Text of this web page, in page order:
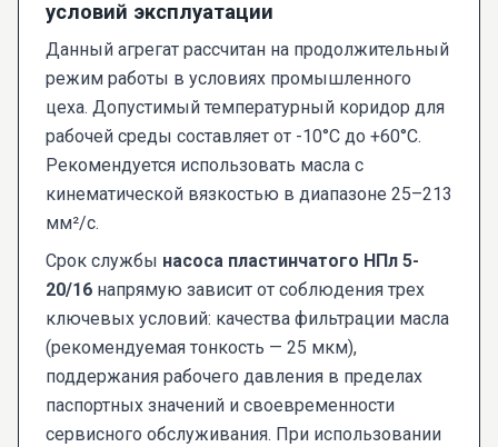
условий эксплуатации
Данный агрегат рассчитан на продолжительный
режим работы в условиях промышленного
цеха. Допустимый температурный коридор для
рабочей среды составляет от -10°C до +60°C.
Рекомендуется использовать масла с
кинематической вязкостью в диапазоне 25–213
мм²/с.
Срок службы насоса пластинчатого НПл 5-
20/16 напрямую зависит от соблюдения трех
ключевых условий: качества фильтрации масла
(рекомендуемая тонкость — 25 мкм),
поддержания рабочего давления в пределах
паспортных значений и своевременности
сервисного обслуживания. При использовании